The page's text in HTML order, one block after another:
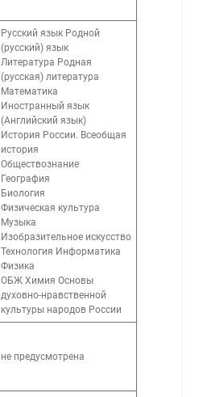
Русский язык Родной
(русский) язык
Литература Родная
(русская) литература
Математика
Иностранный язык
(Английский язык)
История России. Всеобщая
история
Обществознание
География
Биология
Физическая культура
Музыка
Изобразительное искусство
Технология Информатика
Физика
ОБЖ Химия Основы
духовно-нравственной
культуры народов России
не предусмотрена